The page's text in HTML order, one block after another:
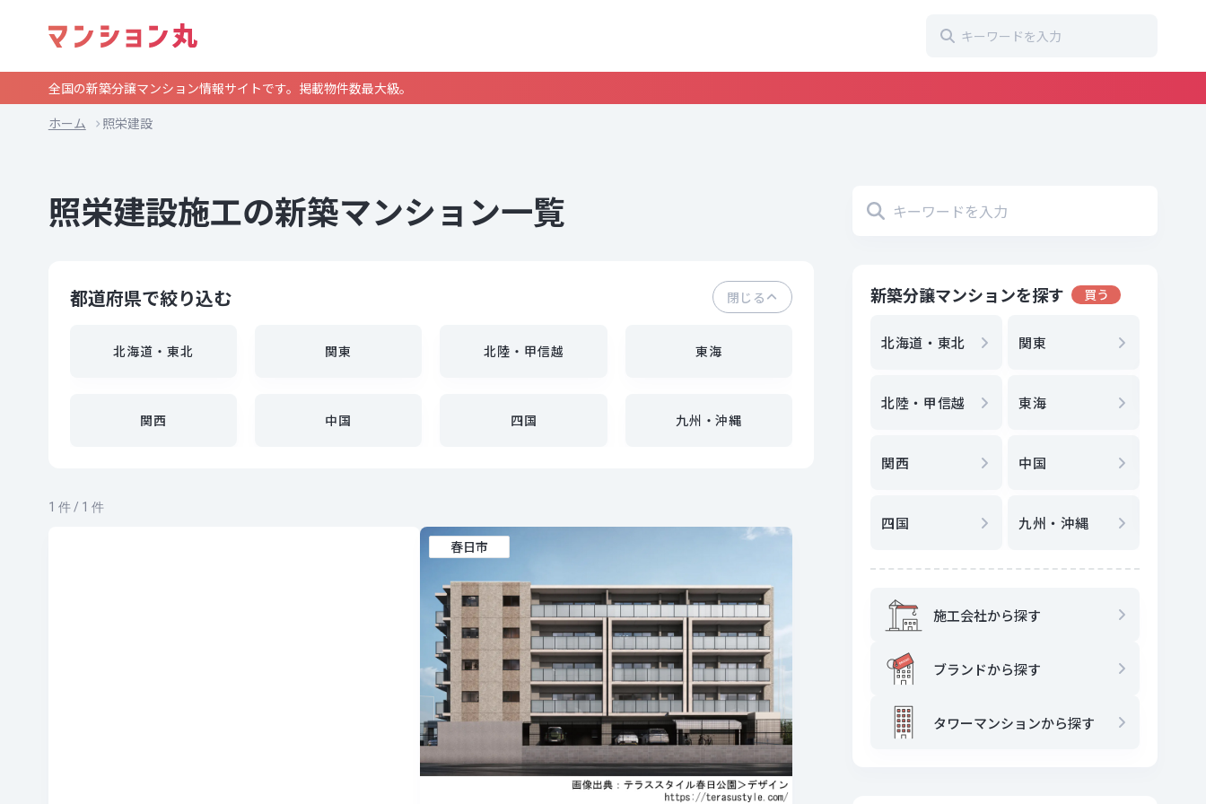
全国の新築分譲マンション情報サイトです。掲載物件数最大級。
ホーム
照栄建設
照栄建設施工の新築マンション一覧
閉じる
都道府県で絞り込む
北海道・東北 関東 北陸・甲信越 東海
関西 中国 四国 九州・沖縄
1 件 / 1 件
春日市
新築分譲マンションを探す 買う
北海道・東北 関東
北陸・甲信越 東海
関西 中国
四国 九州・沖縄
施工会社から探す
ブランドから探す
タワーマンションから探す